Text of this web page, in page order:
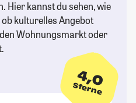
Hier kannst du sehen, wie
kulturelles Angebot
Wohnungsmarkt oder
4,0
Sterne